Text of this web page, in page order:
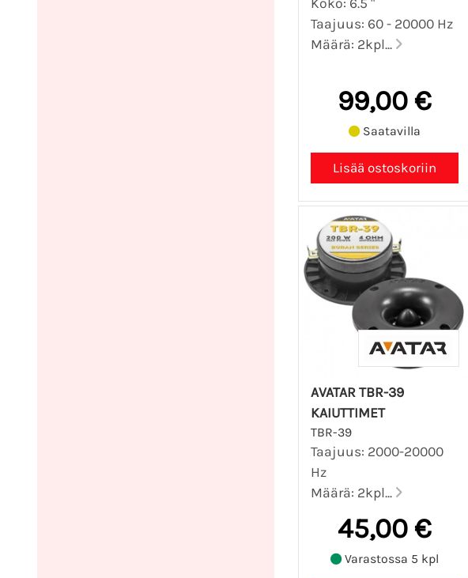
Taajuus: 60 - 20000 Hz
Määrä: 2kpl...
99,00 €
Saatavilla
AVATAR TBR-39
KAIUTTIMET
TBR-39
Taajuus: 2000-20000
Hz
Määrä: 2kpl...
45,00 €
Varastossa 5 kpl